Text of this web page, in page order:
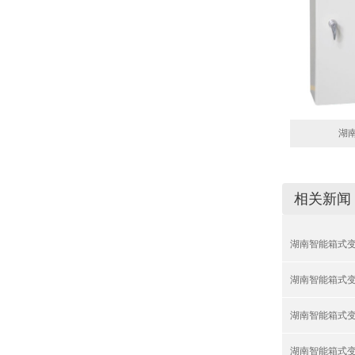
湖
相关新闻
湖南智能箱式
湖南智能箱式
湖南智能箱式
湖南智能箱式